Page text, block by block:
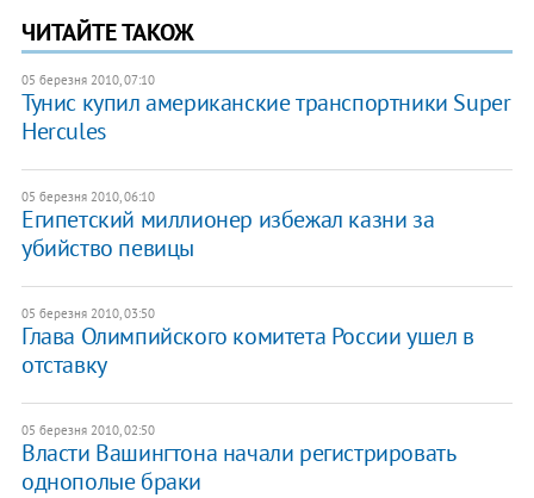
ЧИТАЙТЕ ТАКОЖ
05 березня 2010, 07:10
Тунис купил американские транспортники Super
Hercules
05 березня 2010, 06:10
Египетский миллионер избежал казни за
убийство певицы
05 березня 2010, 03:50
Глава Олимпийского комитета России ушел в
отставку
05 березня 2010, 02:50
Власти Вашингтона начали регистрировать
однополые браки